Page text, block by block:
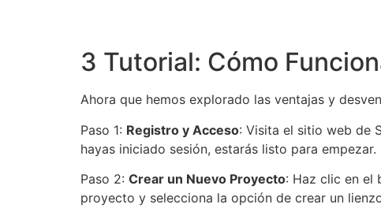
3 Tutorial: Cómo
Ahora que hemos explorado las ventajas y
Paso 1: Registro y Acceso: Visita el sitio web de
hayas iniciado sesión, estarás listo para empezar.
Paso 2: Crear un Nuevo Proyecto: Haz clic en el
proyecto y selecciona la opción de crear un